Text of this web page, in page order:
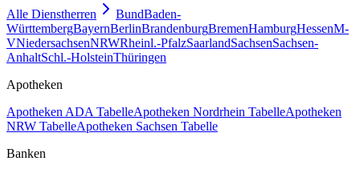
Alle Dienstherren BundBaden-
WürttembergBayernBerlinBrandenburgBremenHamburgHessenM-
VNiedersachsenNRWRheinl.-PfalzSaarlandSachsenSachsen-
AnhaltSchl.-HolsteinThüringen
Apotheken
Apotheken ADA TabelleApotheken Nordrhein TabelleApotheken
NRW TabelleApotheken Sachsen Tabelle
Banken